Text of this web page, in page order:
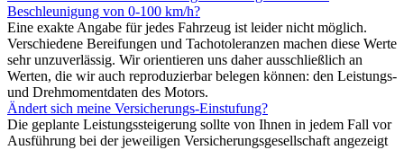
Beschleunigung von 0-100 km/h?
Eine exakte Angabe für jedes Fahrzeug ist leider nicht möglich.
Verschiedene Bereifungen und Tachotoleranzen machen diese Werte
sehr unzuverlässig. Wir orientieren uns daher ausschließlich an
Werten, die wir auch reproduzierbar belegen können: den Leistungs-
und Drehmomentdaten des Motors.
Ändert sich meine Versicherungs-Einstufung?
Die geplante Leistungssteigerung sollte von Ihnen in jedem Fall vor
Ausführung bei der jeweiligen Versicherungsgesellschaft angezeigt